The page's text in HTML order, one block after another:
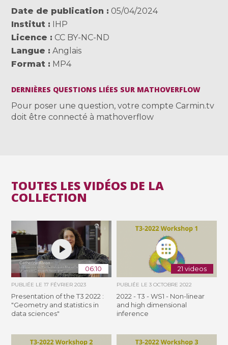
Date de publication
05/04/2024
Institut
IHP
Licence
CC BY-NC-ND
Langue
Anglais
Format
MP4
DERNIÈRES QUESTIONS LIÉES SUR MATHOVERFLOW
Pour poser une question, votre compte Carmin.tv
doit être connecté à mathoverflow
TOUTES LES VIDÉOS DE LA
COLLECTION
06:10
PUBLIÉE LE17 FÉVRIER 2023
Presentation of the T3 2022 :
"Geometry and statistics in
data sciences"
21 videos
PUBLIÉE LE 3 OCTOBRE 2022
2022 - T3 - WS1 - Non-linear
and high dimensional
inference